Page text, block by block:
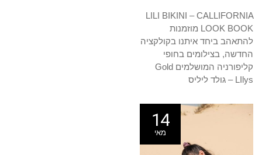
LILI BIKINI – CALLIFORNIA
LOOK BOOK מוזמנות
להתאהב ביחד איתנו בקולקציה
החדשה, בצילומים בחופי
קליפורניה המושלמים Gold
LIlys – גולד ליליס
14
מאי